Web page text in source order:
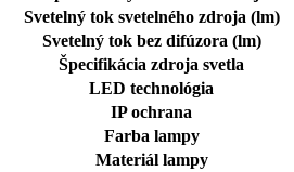
Svetelný tok svetelného zdroja (lm)
Svetelný tok bez difúzora (lm)
Špecifikácia zdroja svetla
LED technológia
IP ochrana
Farba lampy
Materiál lampy